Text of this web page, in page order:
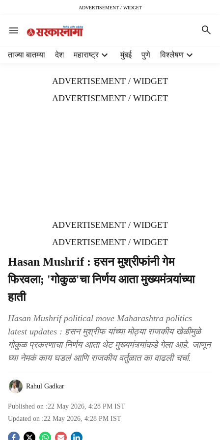
ADVERTISEMENT / WIDGET
ताज्या बातम्या देश महाराष्ट्र मुंबई पुणे विश्लेषण
ADVERTISEMENT / WIDGET
ADVERTISEMENT / WIDGET
ADVERTISEMENT / WIDGET
ADVERTISEMENT / WIDGET
Hasan Mushrif : हसन मुश्रीफांनी गेम
फिरवला; 'गोकुळ'चा निर्णय आता मुख्यमंत्र्यांच्या
हाती
Hasan Mushrif political move Maharashtra politics
latest updates : हसन मुश्रीफ यांच्या मोठ्या राजकीय खेळीमुळे
गोकुळ प्रकरणाचा निर्णय आता थेट मुख्यमंत्र्यांकडे गेला आहे. जाणून
घ्या नेमकं काय घडलं आणि राजकीय वर्तुळात का वाढली चर्चा.
Rahul Gadkar
Published on :22 May 2026, 4:28 PM IST
Updated on :22 May 2026, 4:28 PM IST